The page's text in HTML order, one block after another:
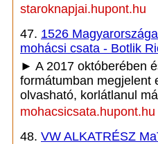
staroknapjai.hupont.hu
47. 1526
mohácsi csata - Botlik
► A 2017 októberében
formátumban megjelent
olvasható, korlátlanul
mohacsicsata.hupont.hu
48. VW ALKATRÉSZ